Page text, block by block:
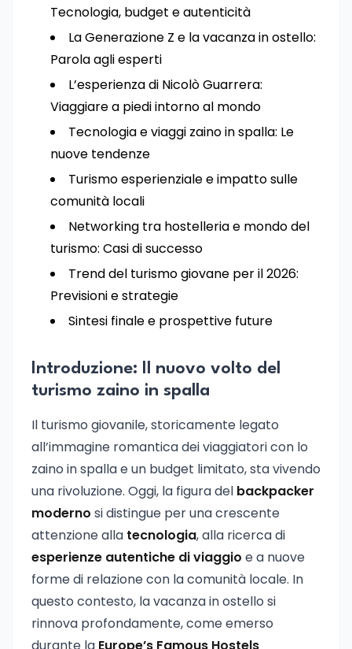
Tecnologia, budget e autenticità
La Generazione Z e la vacanza in ostello:
Parola agli esperti
L’esperienza di Nicolò Guarrera:
Viaggiare a piedi intorno al mondo
Tecnologia e viaggi zaino in spalla: Le
nuove tendenze
Turismo esperienziale e impatto sulle
comunità locali
Networking tra hostelleria e mondo del
turismo: Casi di successo
Trend del turismo giovane per il 2026:
Previsioni e strategie
Sintesi finale e prospettive future
Introduzione: Il nuovo volto del
turismo zaino in spalla
Il turismo giovanile, storicamente legato
all’immagine romantica dei viaggiatori con lo
zaino in spalla e un budget limitato, sta vivendo
una rivoluzione. Oggi, la figura del backpacker
moderno si distingue per una crescente
attenzione alla tecnologia, alla ricerca di
esperienze autentiche di viaggio e a nuove
forme di relazione con la comunità locale. In
questo contesto, la vacanza in ostello si
rinnova profondamente, come emerso